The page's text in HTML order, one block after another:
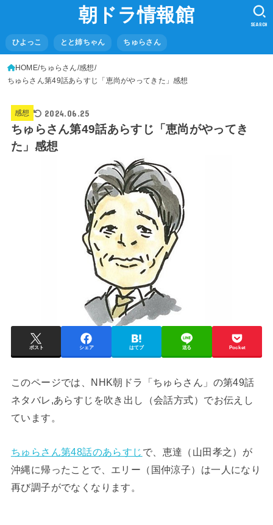
朝ドラ情報館
ひよっこ とと姉ちゃん ちゅらさん
SEARCH
HOME ちゅらさん 感想
ちゅらさん第49話あらすじ「恵尚がやってきた」感想
感想 2024.06.25
ちゅらさん第49話あらすじ「恵尚がやってき
た」感想
ポスト シェア はてブ 送る Pocket
このページでは、NHK朝ドラ「ちゅらさん」の第49話
ネタバレ,あらすじを吹き出し（会話方式）でお伝えし
ています。
ちゅらさん第48話のあらすじ で、恵達（山田孝之）が
沖縄に帰ったことで、エリー（国仲涼子）は一人になり
再び調子がでなくなります。